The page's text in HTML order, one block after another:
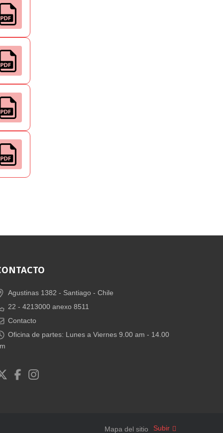
Agustinas 1382 - Santiago - Chile
22 - 4213000 anexo 8511
Contacto
Oficina de partes: Lunes a Viernes 9.00 am - 14.00
Mapa del sitio Subir